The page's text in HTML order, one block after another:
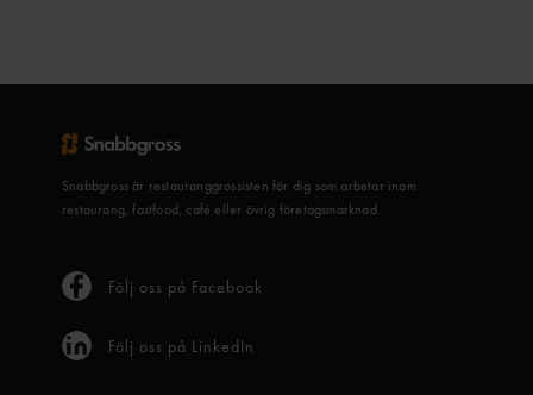
Snabbgross är restauranggrossisten för dig som arbetar inom
restaurang, fastfood, café eller övrig företagsmarknad.
Följ oss på Facebook
Följ oss på LinkedIn